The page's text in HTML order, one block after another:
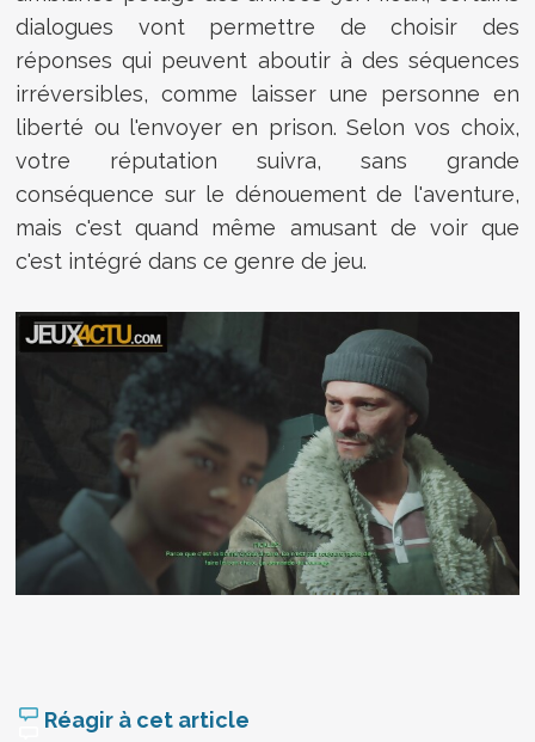
dialogues vont permettre de choisir des
réponses qui peuvent aboutir à des séquences
irréversibles, comme laisser une personne en
liberté ou l'envoyer en prison. Selon vos choix,
votre réputation suivra, sans grande
conséquence sur le dénouement de l'aventure,
mais c'est quand même amusant de voir que
c'est intégré dans ce genre de jeu.
Réagir à cet article